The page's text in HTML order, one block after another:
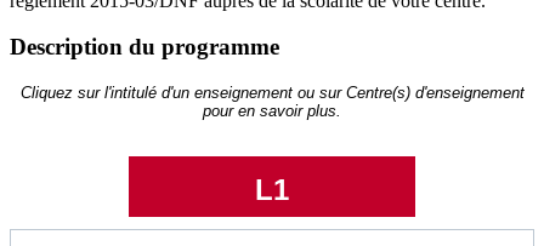
Description du programme
Cliquez sur l'intitulé d'un enseignement ou sur Centre(s) d'enseignement
pour en savoir plus.
L1